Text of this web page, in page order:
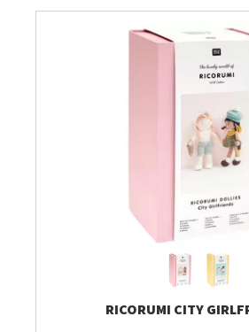
RICORUMI CITY